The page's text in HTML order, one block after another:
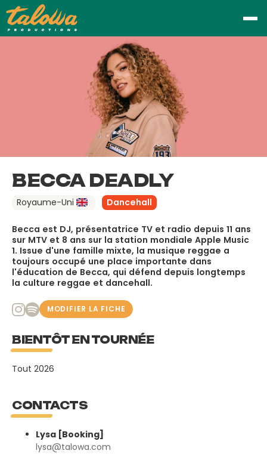
BECCA DEADLY
Royaume-Uni Dancehall
Becca est DJ, présentatrice TV et radio depuis 11 ans
sur MTV et 8 ans sur la station mondiale Apple Music
1. Issue d'une famille mixte, la musique reggae a
toujours occupé une place importante dans
l'éducation de Becca, qui défend depuis longtemps
la culture reggae et dancehall.
MODIFIER LA FICHE
BIENTÔT EN TOURNÉE
Tout 2026
CONTACTS
Lysa [Booking]
lysa@talowa.com